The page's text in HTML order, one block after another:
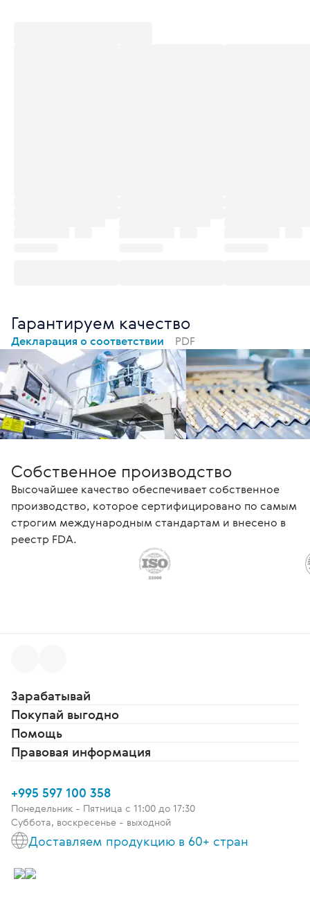
Гарантируем качество
Декларация о соответствии PDF
Собственное производство
Высочайшее качество обеспечивает собственное
производство, которое сертифицировано по самым
строгим международным стандартам и внесено в
реестр FDA.
Зарабатывай
Покупай выгодно
Помощь
Правовая информация
+995 597 100 358
Понедельник - Пятница c 11:00 до 17:30
Суббота, воскресенье - выходной
Доставляем продукцию в 60+ стран